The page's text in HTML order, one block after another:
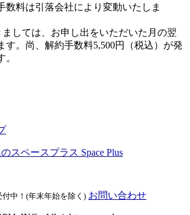
数料は引落会社により変動いたしま
しては、お申し出をいただいた月の翌
す。尚、解約手数料5,500円（税込）が発
中！(年末年始を除く) お問い合わせ